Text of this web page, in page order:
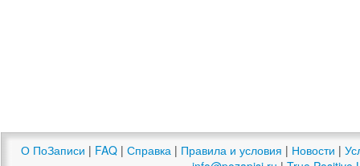
О ПоЗаписи | FAQ | Справка | Правила и условия | Новости |